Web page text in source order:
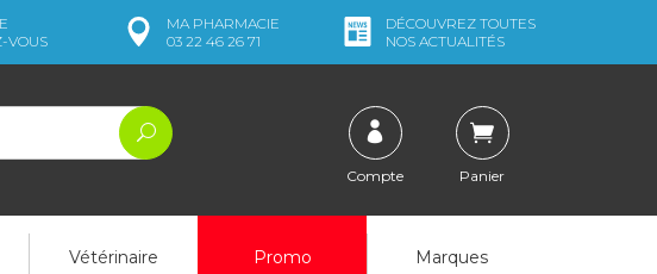
VOUS
MAPHARMACIE
03 22 46 26 71
DÉCOUVREZ TOUTES
NOS ACTUALITÉS
Compte Panier
Vétérinaire Promo Marques